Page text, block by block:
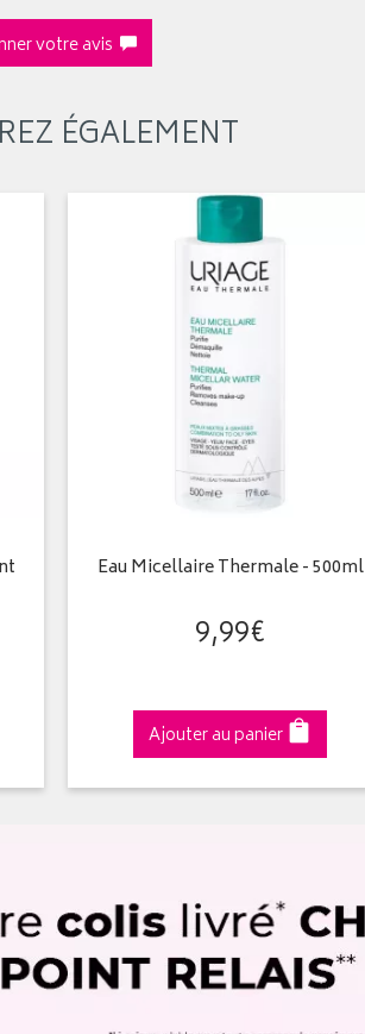
votre avis
ÉGALEMENT
Eau Micellaire Thermale - 500ml
9,99€
Ajouter au panier